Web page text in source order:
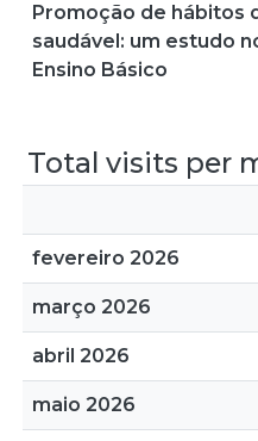
Promoção de hábitos
saudável: um estudo
Ensino Básico
Total visits per
fevereiro 2026
março 2026
abril 2026
maio 2026